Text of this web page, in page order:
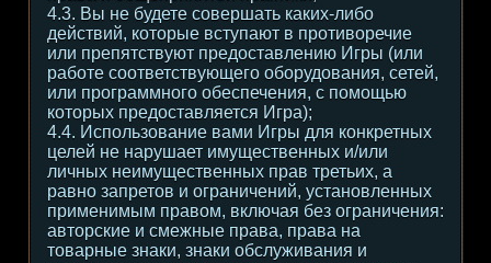
4.3. Вы не будете совершать каких-либо
действий, которые вступают в противоречие
или препятствуют предоставлению Игры (или
работе соответствующего оборудования, сетей,
или программного обеспечения, с помощью
которых предоставляется Игра);
4.4. Использование вами Игры для конкретных
целей не нарушает имущественных и/или
личных неимущественных прав третьих, а
равно запретов и ограничений, установленных
применимым правом, включая без ограничения:
авторские и смежные права, права на
товарные знаки, знаки обслуживания и